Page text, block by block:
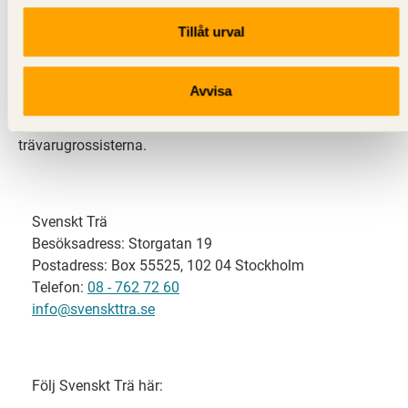
Tillåt urval
Avvisa
Svenskt Trä representerar svensk sågverksindustri
och är en del av branschorganisationen
svensk limträ-, KL-trä- och förpackningsindustri samt
trävarugrossisterna.
Svenskt Trä
Besöksadress: Storgatan 19
Postadress: Box 55525, 102 04 Stockholm
Telefon: 08 - 762 72 60
info@svenskttra.se
Följ Svenskt Trä här: